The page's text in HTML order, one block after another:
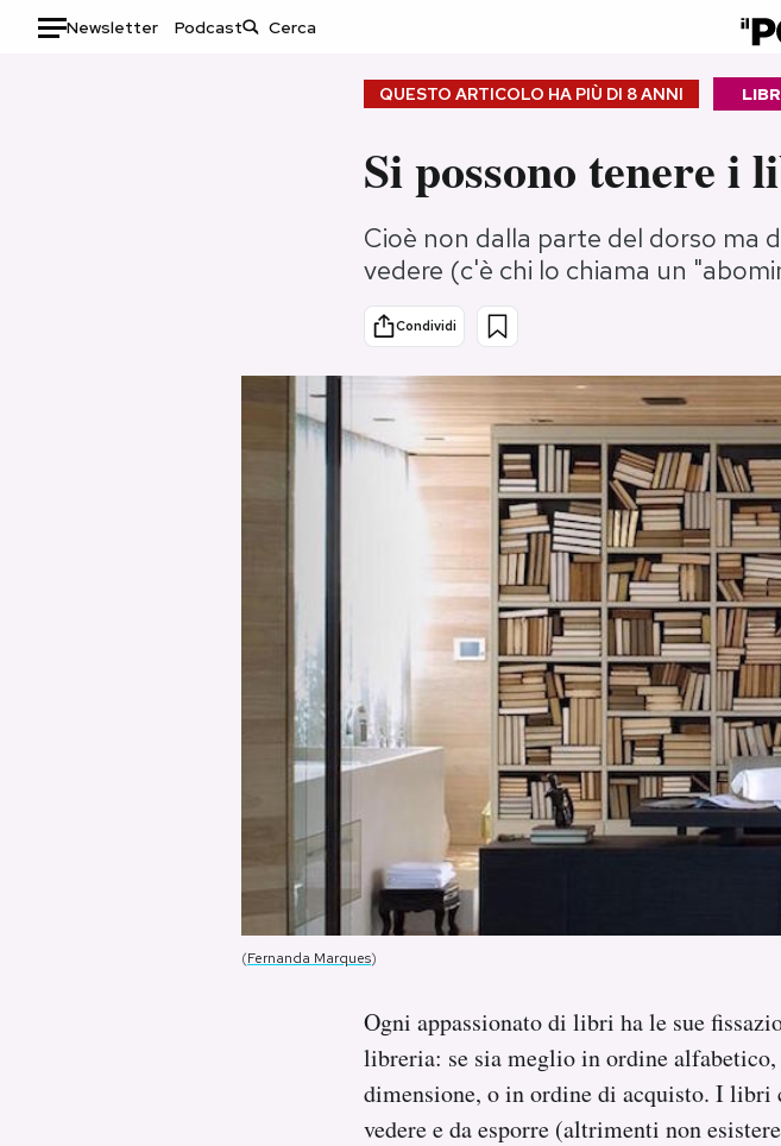
Newsletter Podcast
Consumismi
Ok Boomer!
Europa
Altrecose
Mondiali calcio 2026
AREA PERSONALE
QUESTO ARTICOLO HA PIÙ DI 8 ANNI
Si possono tenere i
Cioè non dalla parte del dorso ma
vedere (c'è chi lo chiama un
Condividi
(Fernanda Marques)
Ogni appassionato di libri ha le sue
libreria: se sia meglio in ordine
dimensione, o in ordine di acquisto. I libri
vedere e da esporre (altrimenti non